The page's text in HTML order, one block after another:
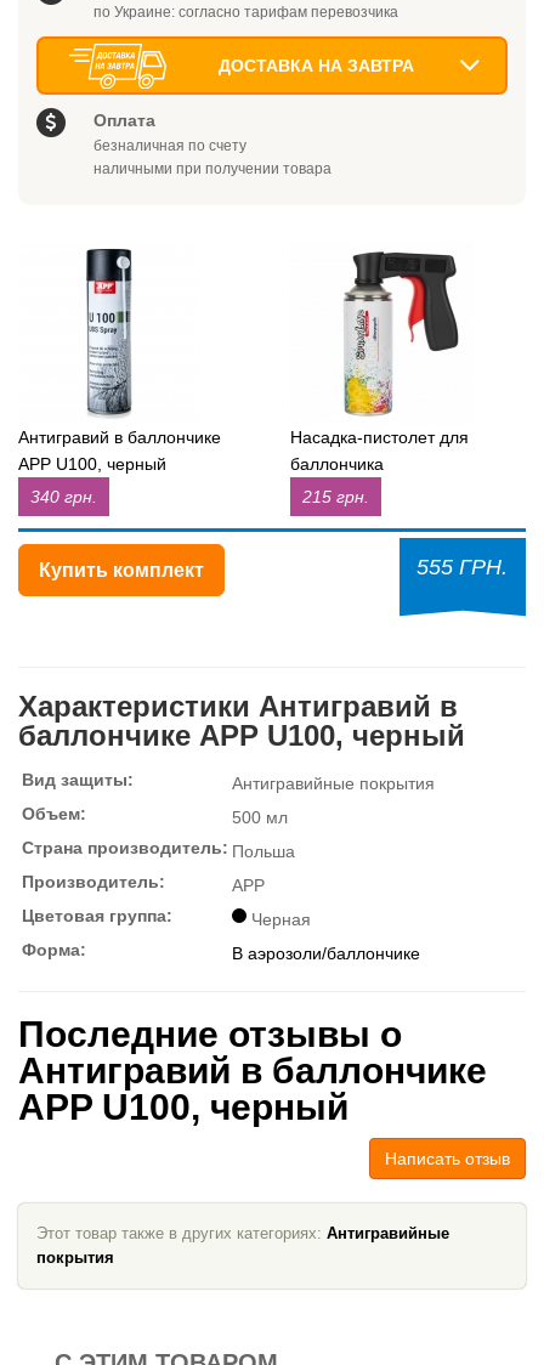
по Украине: согласно тарифам перевозчика
ДОСТАВКА НА ЗАВТРА
Оплата
безналичная по счету
наличными при получении товара
Антигравий в баллончике
APP U100, черный
340 грн.
Насадка-пистолет для
баллончика
215 грн.
Купить комплект 555 ГРН.
Характеристики Антигравий в
баллончике APP U100, черный
Вид защиты:
Антигравийные покрытия
Объем:
500 мл
Страна производитель: Польша
Производитель:
APP
Цветовая группа:
Черная
Форма:
В аэрозоли/баллончике
Последние отзывы о
Антигравий в баллончике
APP U100, черный
Написать отзыв
Этот товар также в других категориях: Антигравийные
покрытия